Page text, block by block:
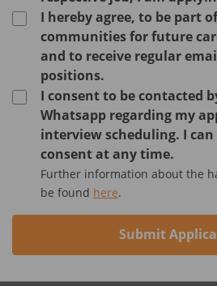
I hereby agree, to be part
communities for future
and to receive regular
positions.
I consent to be contacted
Whatsapp regarding my
interview scheduling. I
consent at any time.
Further information about the
be found here.
Submit